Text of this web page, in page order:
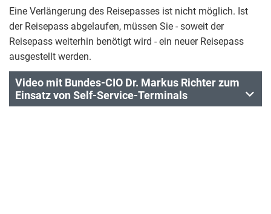
Eine Verlängerung des Reisepasses ist nicht möglich. Ist
der Reisepass abgelaufen, müssen Sie - soweit der
Reisepass weiterhin benötigt wird - ein neuer Reisepass
ausgestellt werden.
Video mit Bundes-CIO Dr. Markus Richter zum
Einsatz von Self-Service-Terminals